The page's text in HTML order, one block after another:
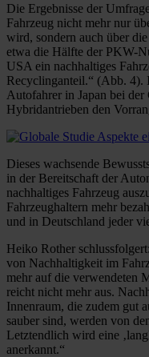
Die Ergebnisse der
Fahrzeug nicht mehr nur
wird, sondern auch über
etwa die Hälfte der PKW-
USA ein nachhaltiges
Recyclinganteil.“ (Abb. 4).
Autofahrer in Japan bei
Hybridantrieben den
Dieses wachsende
in der Bereitschaft der
nachhaltiges Fahrzeug
Fahrzeughaltern mehr
und in Deutschland jeder
Heiko Rother
von Nachhaltigkeit im
mehr auf die verwendeten
reicht nicht mehr aus.
Innenraum, die zudem gut
sauber sind, werden von
Letztendlich wird eine
anerkannt.“